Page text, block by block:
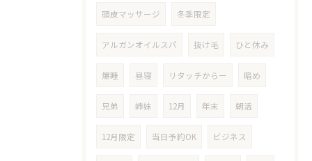
頭皮マッサージ 冬季限定
アルガンオイルスパ 抜け毛 ひと休み
爆睡 昼寝 リタッチからー 暗め
兄弟 姉妹 12月 年末 朝活
12月限定 当日予約OK ビジネス